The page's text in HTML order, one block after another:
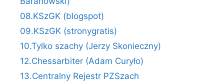
08.KSzGK (blogspot)
09.KSzGK (stronygratis)
10.Tylko szachy (Jerzy Skonieczny)
12.Chessarbiter (Adam Curyło)
13.Centralny Rejestr PZSzach